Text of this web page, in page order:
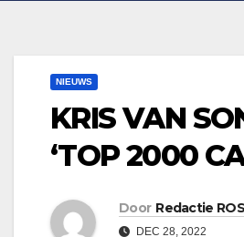
NIEUWS
KRIS VAN
‘TOP 2000
Door Redactie
DEC 28, 2022